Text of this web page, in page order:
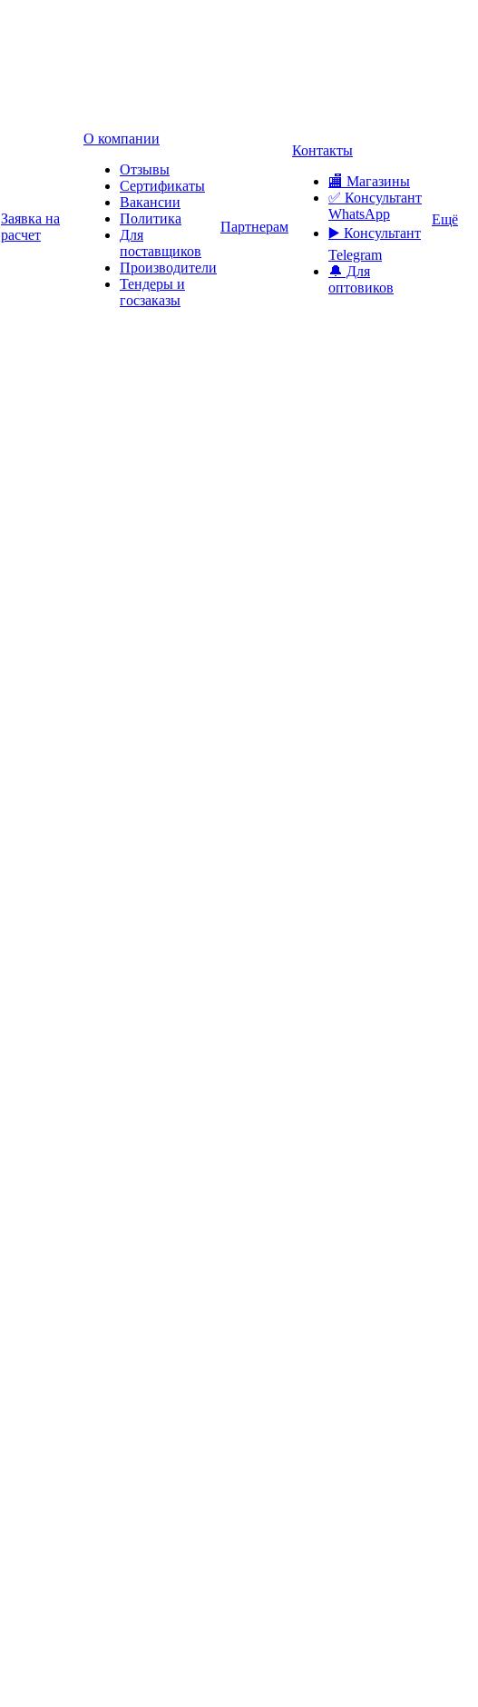
Заявка на
расчет
О компании
Отзывы
Сертификаты
Вакансии
Политика
Для
поставщиков
Производители
Тендеры и
госзаказы
Партнерам
Контакты
🏬 Магазины
✅️ Консультант
WhatsApp
▶️ Консультант
Telegram
🔔 Для
оптовиков
Ещё